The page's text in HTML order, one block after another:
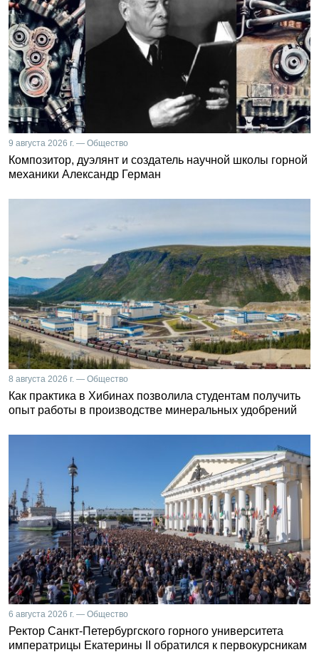
9 августа 2026 г. — Общество
Композитор, дуэлянт и создатель научной школы горной
механики Александр Герман
8 августа 2026 г. — Общество
Как практика в Хибинах позволила студентам получить
опыт работы в производстве минеральных удобрений
6 августа 2026 г. — Общество
Ректор Санкт-Петербургского горного университета
императрицы Екатерины II обратился к первокурсникам